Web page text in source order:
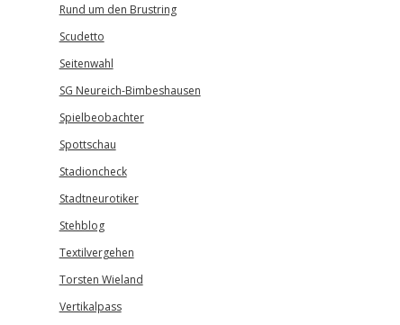
Rund um den Brustring
Scudetto
Seitenwahl
SG Neureich-Bimbeshausen
Spielbeobachter
Spottschau
Stadioncheck
Stadtneurotiker
Stehblog
Textilvergehen
Torsten Wieland
Vertikalpass